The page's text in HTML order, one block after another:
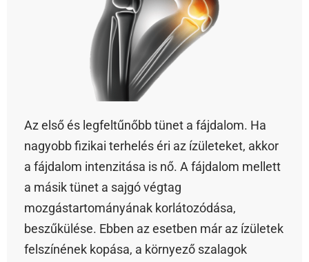
Az első és legfeltűnőbb tünet a fájdalom. Ha
nagyobb fizikai terhelés éri az ízületeket, akkor
a fájdalom intenzitása is nő. A fájdalom mellett
a másik tünet a sajgó végtag
mozgástartományának korlátozódása,
beszűkülése. Ebben az esetben már az ízületek
felszínének kopása, a környező szalagok